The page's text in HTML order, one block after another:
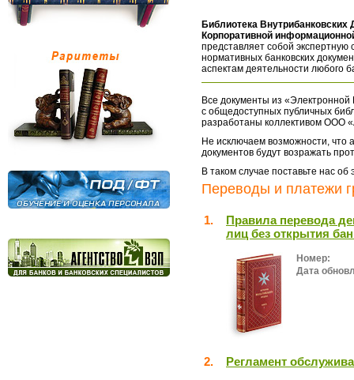
Библиотека
Корпоративной
представляет собой экспертную
нормативных банковских
аспектам деятельности любого
Все документы из «Электронной
с общедоступных публичных
разработаны коллективом ООО
Не исключаем возможности, что
документов будут возражать
В таком случае поставьте нас
Переводы и платежи
1.
Правила перевода
лиц без открытия
Номер:
Дата
2. Регламент